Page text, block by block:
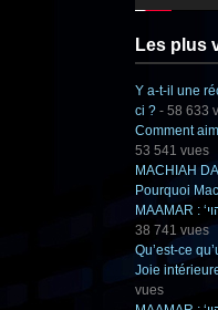
Les plus
Y a-t-il une
ci ? - 58 633
Comment
53 541 vues
MACHIAH
Pourquoi
38 741 vues
Qu’est-ce
Joie
vues